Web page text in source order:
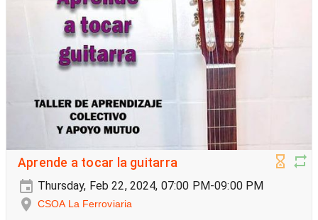
Aprende a tocar la guitarra
Thursday, Feb 22, 2024, 07:00 PM-09:00 PM
CSOA La Ferroviaria